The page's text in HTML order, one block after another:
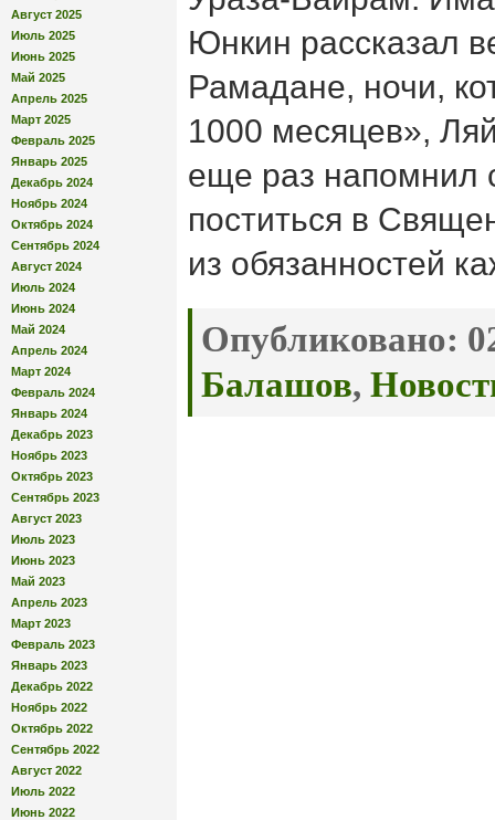
Август 2025
Июль 2025
Июнь 2025
Май 2025
Апрель 2025
Март 2025
Февраль 2025
Январь 2025
Декабрь 2024
Ноябрь 2024
Октябрь 2024
Сентябрь 2024
Август 2024
Июль 2024
Июнь 2024
Май 2024
Апрель 2024
Март 2024
Февраль 2024
Январь 2024
Декабрь 2023
Ноябрь 2023
Октябрь 2023
Сентябрь 2023
Август 2023
Июль 2023
Июнь 2023
Май 2023
Апрель 2023
Март 2023
Февраль 2023
Январь 2023
Декабрь 2022
Ноябрь 2022
Октябрь 2022
Сентябрь 2022
Август 2022
Июль 2022
Июнь 2022
Юнкин рассказал
Рамадане, ночи,
1000 месяцев»,
еще раз напомнил
поститься в
из обязанностей
Опубликовано:
Балашов,